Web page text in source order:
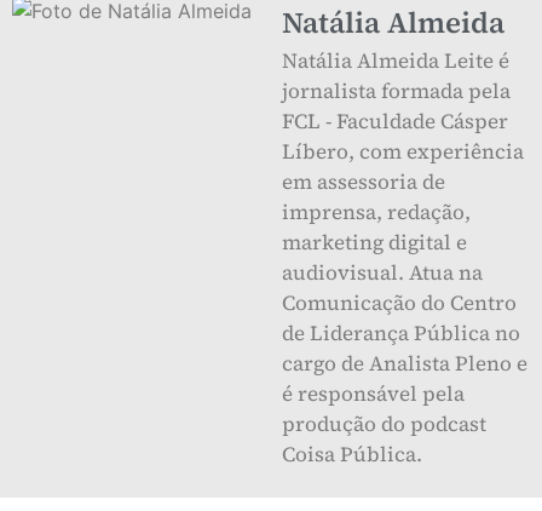
Natália Almeida
Natália Almeida Leite é
jornalista formada pela
FCL - Faculdade Cásper
Líbero, com experiência
em assessoria de
imprensa, redação,
marketing digital e
audiovisual. Atua na
Comunicação do Centro
de Liderança Pública no
cargo de Analista Pleno e
é responsável pela
produção do podcast
Coisa Pública.